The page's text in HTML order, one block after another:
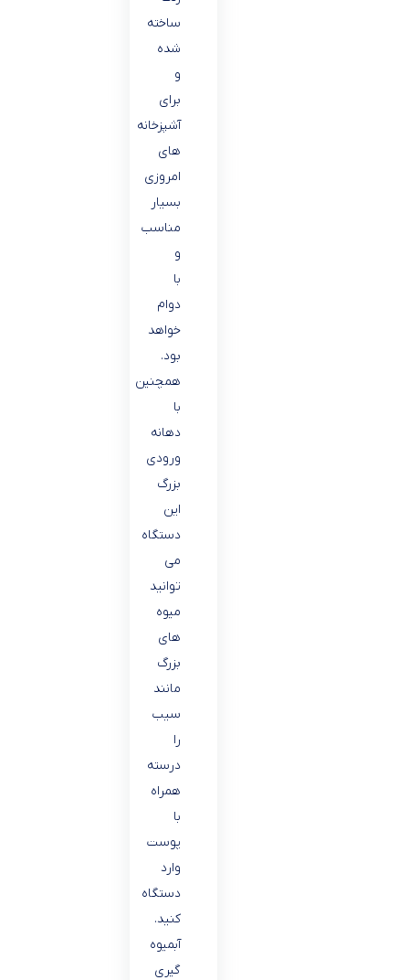
ساخته
شده
و
برای
آشپزخانه
های
امروزی
بسیار
مناسب
و
با
دوام
خواهد
بود.
همچنین
با
دهانه
ورودی
بزرگ
این
دستگاه
می
توانید
میوه
های
بزرگ
مانند
سیب
را
درسته
همراه
با
پوست
وارد
دستگاه
کنید.
آبمیوه
گیری